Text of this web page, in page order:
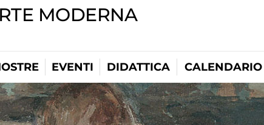
MODERNA
EVENTI DIDATTICA CALENDARIO